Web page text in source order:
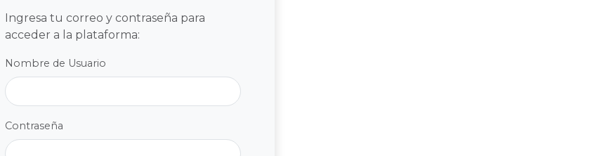
Ingresa tu correo y contraseña para
acceder a la plataforma:
Nombre de Usuario
Contraseña